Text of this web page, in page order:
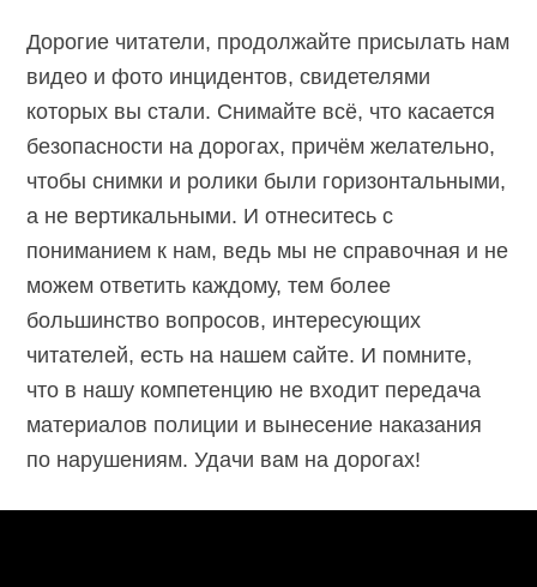
Дорогие читатели, продолжайте присылать нам
видео и фото инцидентов, свидетелями
которых вы стали. Снимайте всё, что касается
безопасности на дорогах, причём желательно,
чтобы снимки и ролики были горизонтальными,
а не вертикальными. И отнеситесь с
пониманием к нам, ведь мы не справочная и не
можем ответить каждому, тем более
большинство вопросов, интересующих
читателей, есть на нашем сайте. И помните,
что в нашу компетенцию не входит передача
материалов полиции и вынесение наказания
по нарушениям. Удачи вам на дорогах!